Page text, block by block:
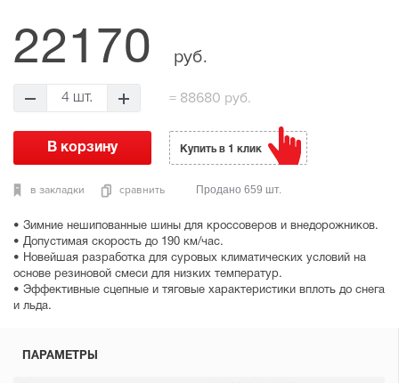
• Зимние нешипованные шины для кроссоверов и внедорожников.
• Допустимая скорость до 190 км/час.
• Новейшая разработка для суровых климатических условий на
основе резиновой смеси для низких температур.
• Эффективные сцепные и тяговые характеристики вплоть до снега
и льда.
22170 руб.
4 шт. = 88680 руб.
в закладки сравнить
Купить в 1 клик
Продано 659 шт.
ПАРАМЕТРЫ